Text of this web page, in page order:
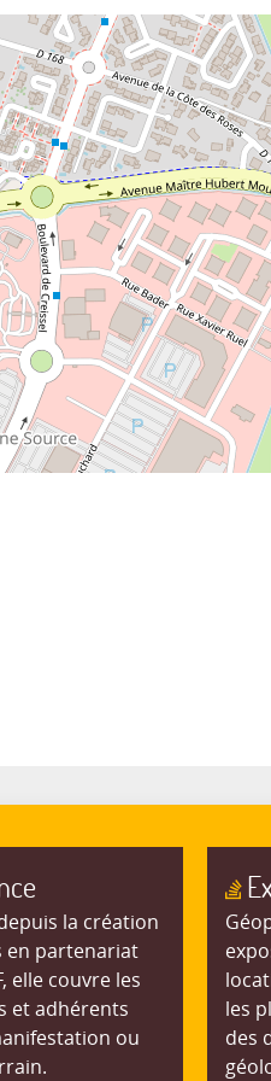
la création
en partenariat
elle couvre les
et adhérents
ou
les
des